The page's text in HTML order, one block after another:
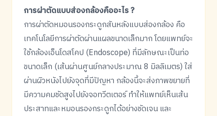
การผ่าตัดแบบส่องกล้องคืออะไร ?
การผ่าตัดหมอนรองกระดูกสันหลังแบบส่องกล้อง คือ
เทคโนโลยีการผ่าตัดผ่านแผลขนาดเล็กมาก โดยแพทย์จะ
ใช้กล้องเอ็นโดสโคป (Endoscope) ที่มีลักษณะเป็นท่อ
ขนาดเล็ก (เส้นผ่านศูนย์กลางประมาณ 8 มิลลิเมตร) ใส่
ผ่านผิวหนังไปยังจุดที่มีปัญหา กล้องนี้จะส่งภาพขยายที่
มีความคมชัดสูงไปยังจอทวีตเตอร์ ทำให้แพทย์เห็นเส้น
ประสาทและหมอนรองกระดูกได้อย่างชัดเจน และ